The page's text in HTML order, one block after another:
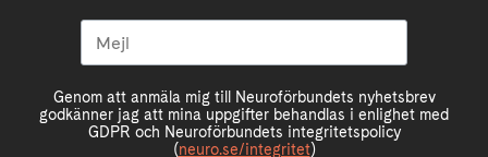
Genom att anmäla mig till Neuroförbundets nyhetsbrev
godkänner jag att mina uppgifter behandlas i enlighet med
GDPR och Neuroförbundets integritetspolicy
(neuro.se/integritet)